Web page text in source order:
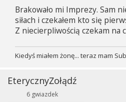
t
Brakowało mi Imprezy. Sam
siłach i czekałem kto się
Z niecierpliwością czekam na
Kiedyś miałem żonę... teraz mam
EterycznyŻołądź
6 gwiazdek